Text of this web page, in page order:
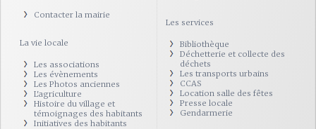
Contacter la mairie
La vie locale
Les associations
Les évènements
Les Photos anciennes
L'agriculture
Histoire du village et
témoignages des habitants
Initiatives des habitants
Les services
Bibliothèque
Déchetterie et collecte des
déchets
Les transports urbains
CCAS
Location salle des fêtes
Presse locale
Gendarmerie